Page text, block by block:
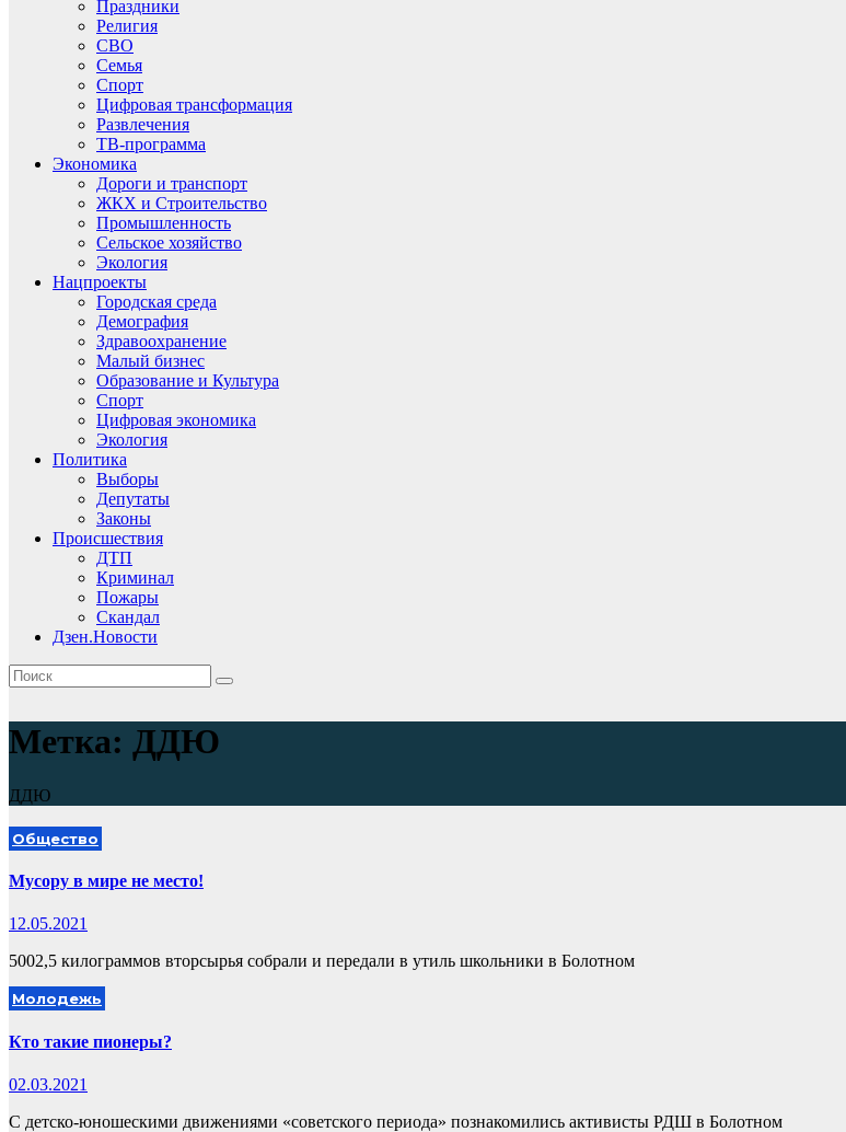
Праздники
Религия
СВО
Семья
Спорт
Цифровая трансформация
Развлечения
ТВ-программа
Экономика
Дороги и транспорт
ЖКХ и Строительство
Промышленность
Сельское хозяйство
Экология
Нацпроекты
Городская среда
Демография
Здравоохранение
Малый бизнес
Образование и Культура
Спорт
Цифровая экономика
Экология
Политика
Выборы
Депутаты
Законы
Происшествия
ДТП
Криминал
Пожары
Скандал
Дзен.Новости
Метка: ДДЮ
ДДЮ
Общество
Мусору в мире не место!
12.05.2021
5002,5 килограммов вторсырья собрали и передали в утиль школьники в Болотном
Молодежь
Кто такие пионеры?
02.03.2021
С детско-юношескими движениями «советского периода» познакомились активисты РДШ в Болотном